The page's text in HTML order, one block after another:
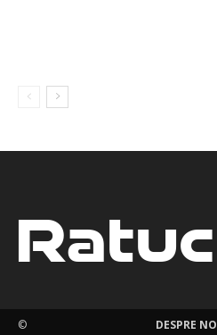
DESPRE
©